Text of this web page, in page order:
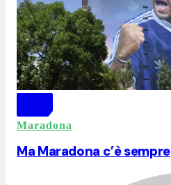
Maradona
Ma Maradona c’è sempre